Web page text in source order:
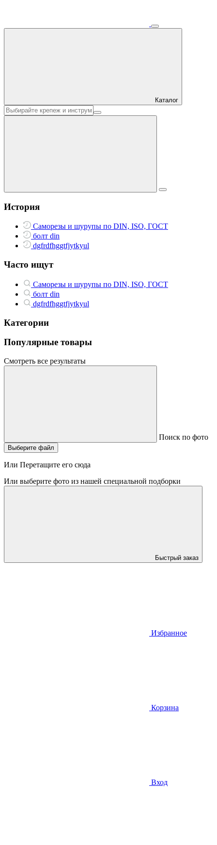
Каталог
История
Саморезы и шурупы по DIN, ISO, ГОСТ
болт din
dgfrdfhggtfjytkyul
Часто ищут
Саморезы и шурупы по DIN, ISO, ГОСТ
болт din
dgfrdfhggtfjytkyul
Категории
Популярные товары
Смотреть все результаты
Поиск по фото
Выберите файл
Или Перетащите его сюда
Или выберите фото из нашей специальной подборки
Быстрый заказ
Избранное
Корзина
Вход